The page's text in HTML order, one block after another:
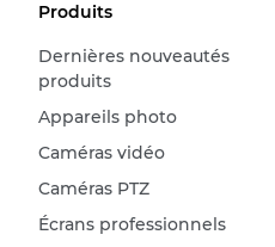
Produits
Dernières nouveautés
produits
Appareils photo
Caméras vidéo
Caméras PTZ
Écrans professionnels